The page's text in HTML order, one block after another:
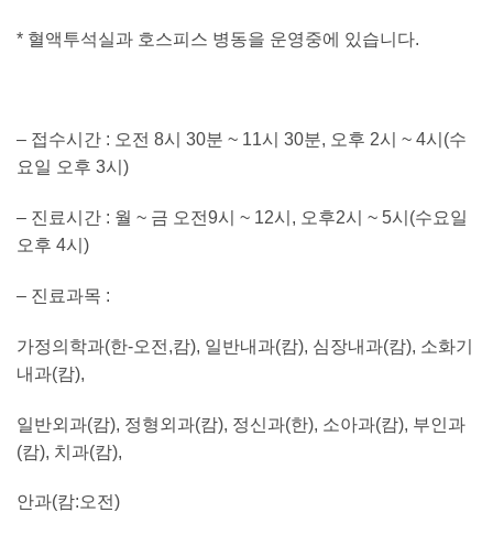
* 혈액투석실과 호스피스 병동을 운영중에 있습니다.
– 접수시간 : 오전 8시 30분 ~ 11시 30분, 오후 2시 ~ 4시(수
요일 오후 3시)
– 진료시간 : 월 ~ 금 오전9시 ~ 12시, 오후2시 ~ 5시(수요일
오후 4시)
– 진료과목 :
가정의학과(한-오전,캄), 일반내과(캄), 심장내과(캄), 소화기
내과(캄),
일반외과(캄), 정형외과(캄), 정신과(한), 소아과(캄), 부인과
(캄), 치과(캄),
안과(캄:오전)